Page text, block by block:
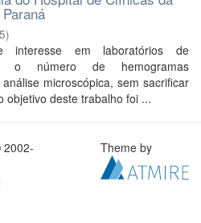
)
interesse em laboratórios de
o número de hemogramas
microscópica, sem sacrificar
objetivo deste trabalho foi ...
2002-
Theme by